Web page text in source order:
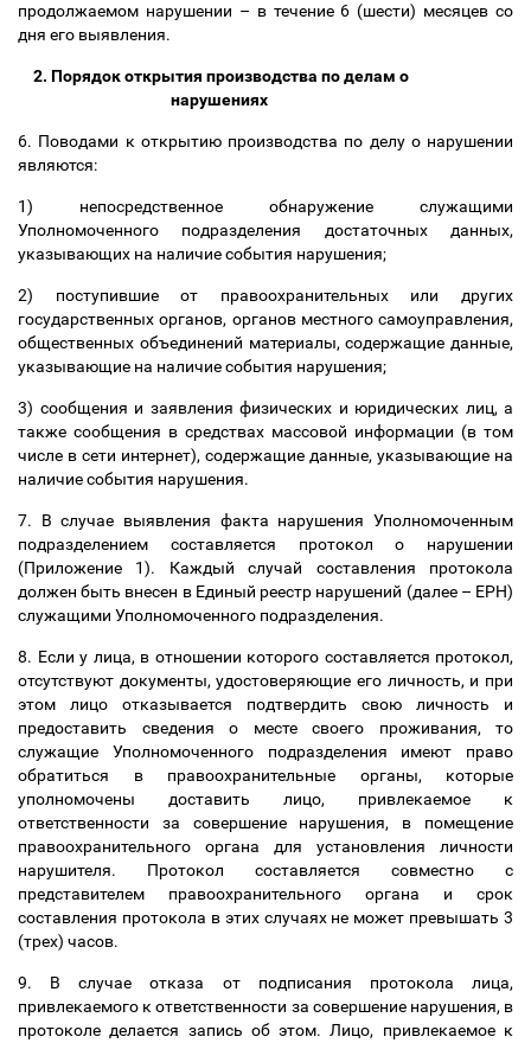
продолжаемом нарушении – в течение 6 (шести) месяцев со
дня его выявления.
2. Порядок открытия производства по делам о
нарушениях
6. Поводами к открытию производства по делу о нарушении
являются:
1) непосредственное обнаружение служащими
Уполномоченного подразделения достаточных данных,
указывающих на наличие события нарушения;
2) поступившие от правоохранительных или других
государственных органов, органов местного самоуправления,
общественных объединений материалы, содержащие данные,
указывающие на наличие события нарушения;
3) сообщения и заявления физических и юридических лиц, а
также сообщения в средствах массовой информации (в том
числе в сети интернет), содержащие данные, указывающие на
наличие события нарушения.
7. В случае выявления факта нарушения Уполномоченным
подразделением составляется протокол о нарушении
(Приложение 1). Каждый случай составления протокола
должен быть внесен в Единый реестр нарушений (далее – ЕРН)
служащими Уполномоченного подразделения.
8. Если у лица, в отношении которого составляется протокол,
отсутствуют документы, удостоверяющие его личность, и при
этом лицо отказывается подтвердить свою личность и
предоставить сведения о месте своего проживания, то
служащие Уполномоченного подразделения имеют право
обратиться в правоохранительные органы, которые
уполномочены доставить лицо, привлекаемое к
ответственности за совершение нарушения, в помещение
правоохранительного органа для установления личности
нарушителя. Протокол составляется совместно с
представителем правоохранительного органа и срок
составления протокола в этих случаях не может превышать 3
(трех) часов.
9. В случае отказа от подписания протокола лица,
привлекаемого к ответственности за совершение нарушения, в
протоколе делается запись об этом. Лицо, привлекаемое к